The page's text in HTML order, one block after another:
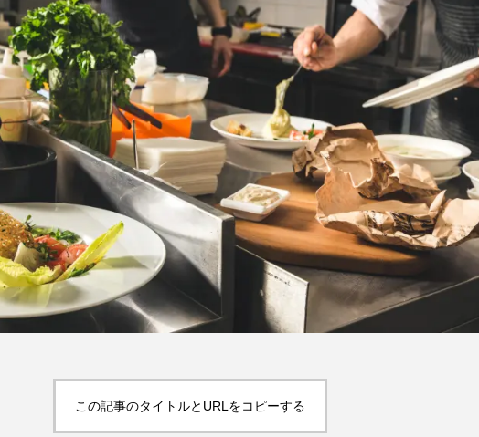
ズブランド特集｜これか
おすすめFC10選
営＆フードビジネス専用の商品・
サービス紹介｜2026年8月版
2026.08.07
この記事のタイトルとURLをコピーする